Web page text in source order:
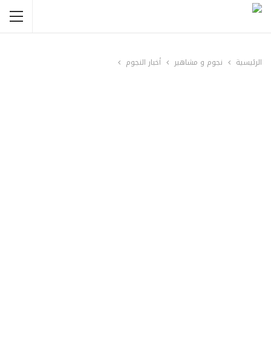
الرئيسية نجوم و مشاهير أخبار النجوم